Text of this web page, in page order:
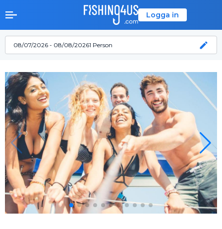
Logga in
08/07/2026 - 08/08/20261 Person